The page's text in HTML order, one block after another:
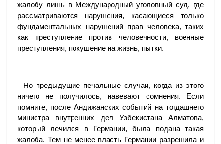
жалобу лишь в Международный уголовный суд, где
рассматриваются нарушения, касающиеся только
фундаментальных нарушений прав человека, таких
как преступление против человечности, военные
преступления, покушение на жизнь, пытки.
- Но предыдущие печальные случаи, когда из этого
ничего не получилось, навевают сомнения. Если
помните, после Андижанских событий на тогдашнего
министра внутренних дел Узбекистана Алматова,
который лечился в Германии, была подана такая
жалоба. Тем не менее власть Германии разрешила и